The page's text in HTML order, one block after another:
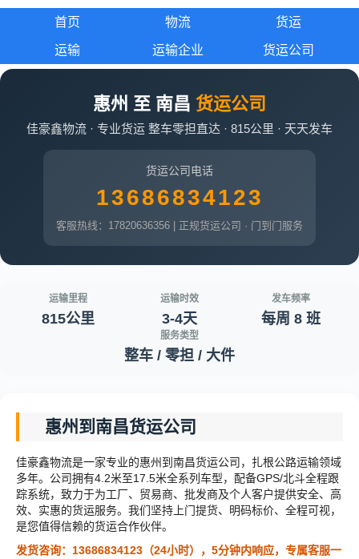
首页 物流 货运
运输 运输企业 货运公司
惠州 至 南昌 货运公司
佳豪鑫物流 · 专业货运 整车零担直达 · 815公里 · 天天发车
货运公司电话
13686834123
客服热线：17820636356 | 正规货运公司 · 门到门服务
运输里程
815公里
运输时效
3-4天
发车频率
每周 8 班
服务类型
整车 / 零担 / 大件
惠州到南昌货运公司
佳豪鑫物流是一家专业的惠州到南昌货运公司，扎根公路运输领域
多年。公司拥有4.2米至17.5米全系列车型，配备GPS/北斗全程跟
踪系统，致力于为工厂、贸易商、批发商及个人客户提供安全、高
效、实惠的货运服务。我们坚持上门提货、明码标价、全程可视，
是您值得信赖的货运合作伙伴。
发货咨询：13686834123（24小时），5分钟内响应，专属客服一